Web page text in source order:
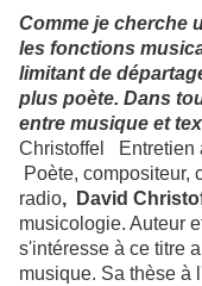
Comme je cherche
les fonctions
limitant de
plus poète. Dans
entre musique et
Christoffel Entretien
Poète, compositeur,
radio, David
musicologie. Auteur
s'intéresse à ce titre
musique. Sa thèse à